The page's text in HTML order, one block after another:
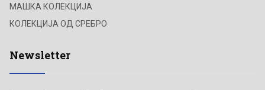
МАШКА КОЛЕКЦИЈА
КОЛЕКЦИЈА ОД СРЕБРО
Newsletter